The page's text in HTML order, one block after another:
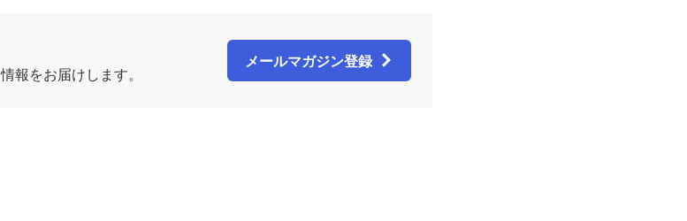
報をお届けします。
メールマガジン登録